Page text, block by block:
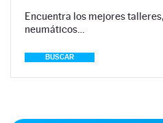
Encuentra los mejores
neumáticos…
BUSCAR